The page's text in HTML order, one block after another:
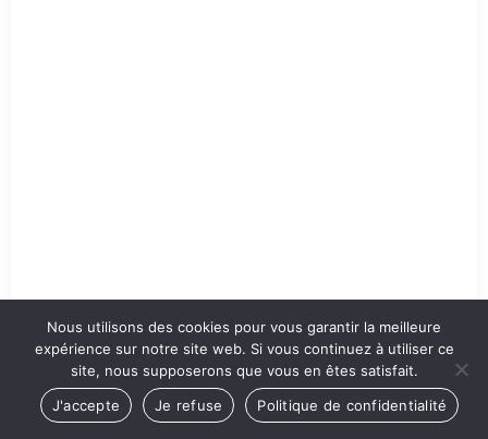
Le Monde selon Monsanto
Classe : 3e
Nous utilisons des cookies pour vous garantir la meilleure
expérience sur notre site web. Si vous continuez à utiliser ce
site, nous supposerons que vous en êtes satisfait.
J'accepte
Je refuse Politique de confidentialité